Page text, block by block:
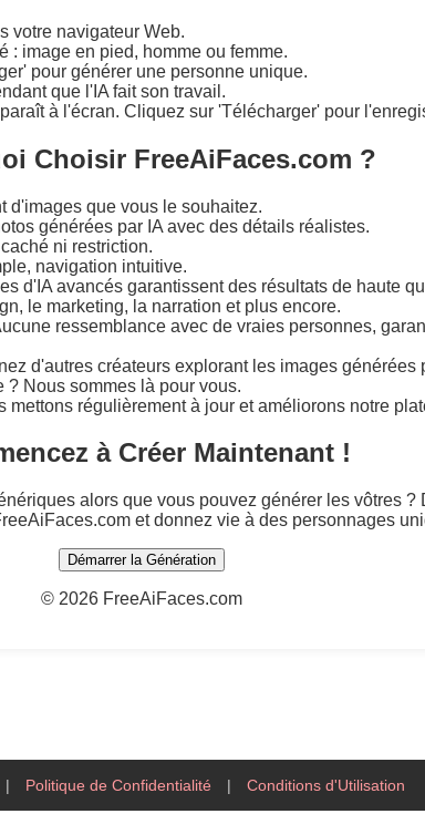
votre navigateur Web.
: image en pied, homme ou femme.
pour générer une personne unique.
que l'IA fait son travail.
à l'écran. Cliquez sur 'Télécharger' pour
Choisir FreeAiFaces.com ?
d'images que vous le souhaitez.
générées par IA avec des détails réalistes.
ni restriction.
navigation intuitive.
d'IA avancés garantissent des résultats de haute
le marketing, la narration et plus encore.
ressemblance avec de vraies personnes,
d'autres créateurs explorant les images générées
? Nous sommes là pour vous.
mettons régulièrement à jour et améliorons notre
à Créer Maintenant !
alors que vous pouvez générer les vôtres ?
et donnez vie à des personnages
Démarrer la Génération
© 2026 FreeAiFaces.com
| Politique de Confidentialité | Conditions d'Utilisation